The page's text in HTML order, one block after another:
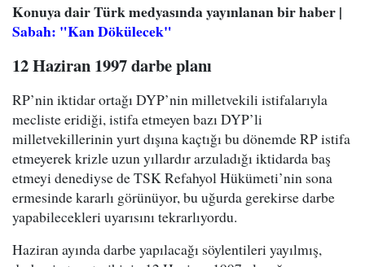
Konuya dair Türk medyasında yayınlanan bir haber |
Sabah: "Kan Dökülecek"
12 Haziran 1997 darbe planı
RP’nin iktidar ortağı DYP’nin milletvekili istifalarıyla
mecliste eridiği, istifa etmeyen bazı DYP’li
milletvekillerinin yurt dışına kaçtığı bu dönemde RP istifa
etmeyerek krizle uzun yıllardır arzuladığı iktidarda baş
etmeyi denediyse de TSK Refahyol Hükümeti’nin sona
ermesinde kararlı görünüyor, bu uğurda gerekirse darbe
yapabilecekleri uyarısını tekrarlıyordu.
Haziran ayında darbe yapılacağı söylentileri yayılmış,